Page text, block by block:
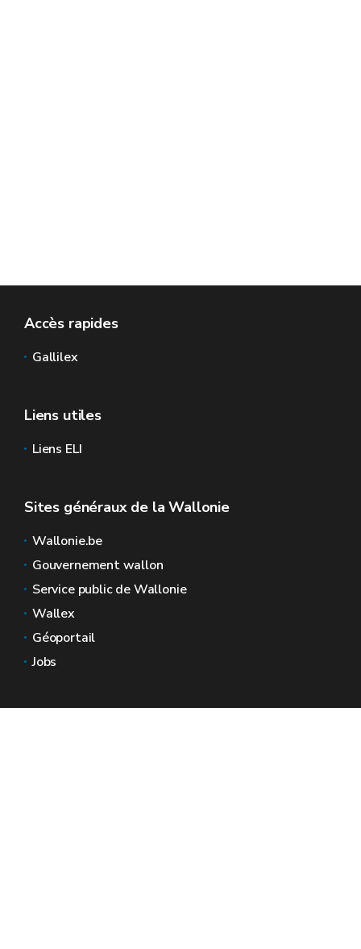
Accès rapides
Gallilex
Liens utiles
Liens ELI
Sites généraux de la Wallonie
Wallonie.be
Gouvernement wallon
Service public de Wallonie
Wallex
Géoportail
Jobs